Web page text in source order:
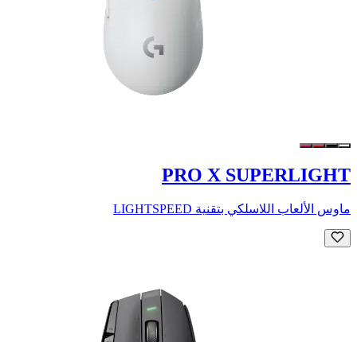
PRO X SUPERLIGHT
ماوس الألعاب اللاسلكي بتقنية LIGHTSPEED